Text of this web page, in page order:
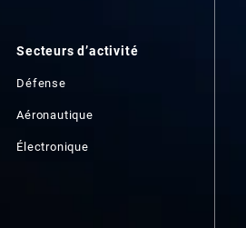
Secteurs d’activité
Défense
Aéronautique
Électronique